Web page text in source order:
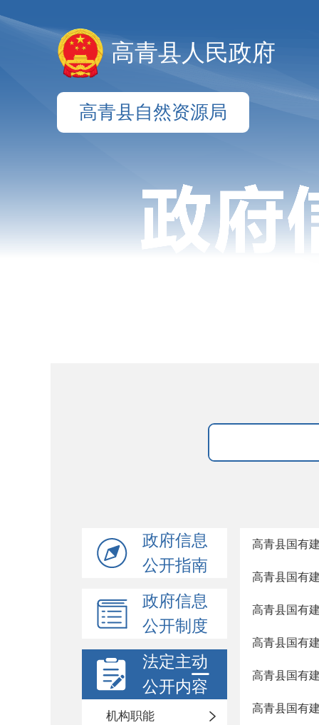
高青县人民政府
高青县自然资源局
政府信息
公开指南
政府信息
公开制度
法定主动
公开内容
机构职能
高青县国有
高青县国有
高青县国有
高青县国有
高青县国有
高青县国有